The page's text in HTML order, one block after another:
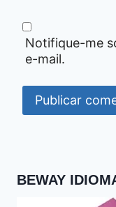
Notifique-me
e-mail.
BEWAY